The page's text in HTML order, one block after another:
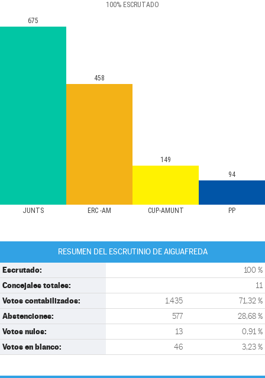
100% ESCRUTADO
JUNTS ERC -AM CUP-AMUNT PP
675
458
149
94
RESUMEN DEL ESCRUTINIO DE AIGUAFREDA
Escrutado: 100 %
Concejales totales: 11
Votos contabilizados: 1.435 71,32 %
Abstenciones: 577 28,68 %
Votos nulos: 13 0,91 %
Votos en blanco: 46 3,23 %